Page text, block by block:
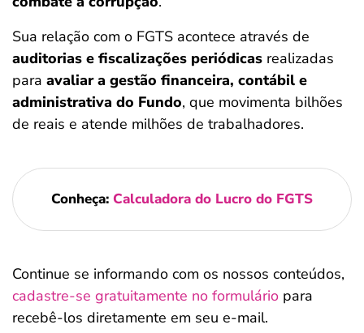
Sua relação com o FGTS acontece através de
auditorias e fiscalizações periódicas realizadas
para avaliar a gestão financeira, contábil e
administrativa do Fundo, que movimenta bilhões
de reais e atende milhões de trabalhadores.
Conheça: Calculadora do Lucro do FGTS
Continue se informando com os nossos conteúdos,
cadastre-se gratuitamente no formulário para
recebê-los diretamente em seu e-mail.